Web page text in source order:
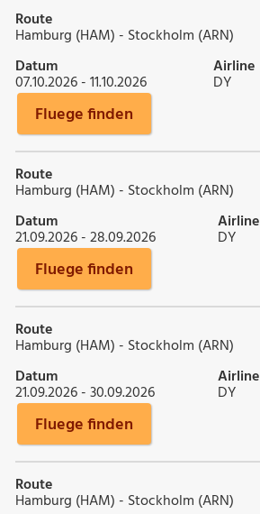
Route
Hamburg (HAM) - Stockholm (ARN)
Datum
07.10.2026 - 11.10.2026
Airline
DY
Fluege finden
Route
Hamburg (HAM) - Stockholm (ARN)
Datum
21.09.2026 - 28.09.2026
Airline
DY
Fluege finden
Route
Hamburg (HAM) - Stockholm (ARN)
Datum
21.09.2026 - 30.09.2026
Airline
DY
Fluege finden
Route
Hamburg (HAM) - Stockholm (ARN)